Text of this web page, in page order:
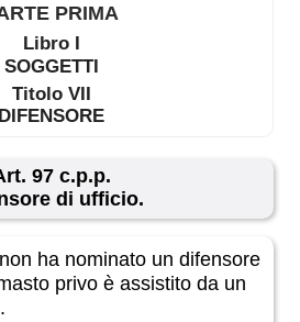
PRIMA
Libro I
SOGGETTI
Titolo VII
DIFENSORE
97 c.p.p.
di ufficio.
ha nominato un difensore
privo è assistito da un